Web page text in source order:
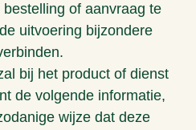
of aanvraag te
uitvoering bijzondere
bij het product of dienst
de volgende informatie,
wijze dat deze